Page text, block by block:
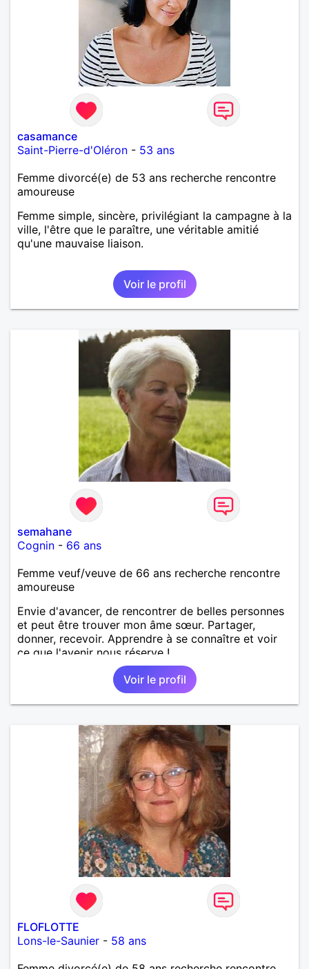
casamance
Saint-Pierre-d'Oléron - 53 ans
Femme divorcé(e) de 53 ans recherche rencontre
amoureuse
Femme simple, sincère, privilégiant la campagne à la
ville, l'être que le paraître, une véritable amitié
qu'une mauvaise liaison.
Voir le profil
semahane
Cognin - 66 ans
Femme veuf/veuve de 66 ans recherche rencontre
amoureuse
Envie d'avancer, de rencontrer de belles personnes
et peut être trouver mon âme sœur. Partager,
donner, recevoir. Apprendre à se connaître et voir
ce que l'avenir nous réserve !
Voir le profil
FLOFLOTTE
Lons-le-Saunier - 58 ans